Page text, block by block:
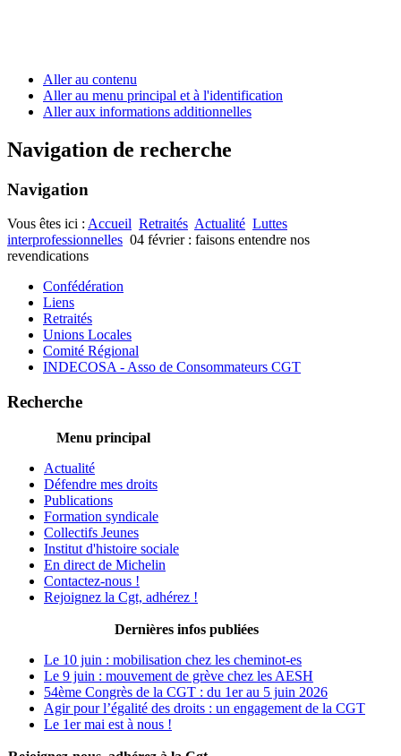
Aller au contenu
Aller au menu principal et à l'identification
Aller aux informations additionnelles
Navigation de recherche
Navigation
Vous êtes ici : Accueil Retraités Actualité Luttes
interprofessionnelles 04 février : faisons entendre nos
revendications
Confédération
Liens
Retraités
Unions Locales
Comité Régional
INDECOSA - Asso de Consommateurs CGT
Recherche
Menu principal
Actualité
Défendre mes droits
Publications
Formation syndicale
Collectifs Jeunes
Institut d'histoire sociale
En direct de Michelin
Contactez-nous !
Rejoignez la Cgt, adhérez !
Dernières infos publiées
Le 10 juin : mobilisation chez les cheminot-es
Le 9 juin : mouvement de grève chez les AESH
54ème Congrès de la CGT : du 1er au 5 juin 2026
Agir pour l’égalité des droits : un engagement de la CGT
Le 1er mai est à nous !